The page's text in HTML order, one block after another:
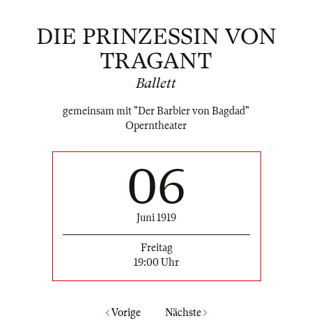
DIE PRINZESSIN VON
TRAGANT
Ballett
gemeinsam mit "Der Barbier von Bagdad"
Operntheater
06
Juni 1919
Freitag
19:00 Uhr
Vorige Nächste